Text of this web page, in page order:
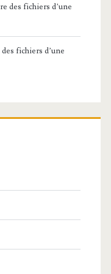
des fichiers d’une
fichiers d’une